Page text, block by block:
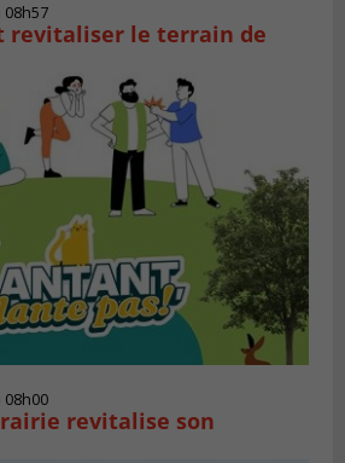
08h57
revitaliser le terrain de
08h00
revitalise son